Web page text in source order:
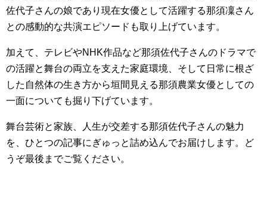
佐代子さんの娘であり現在女優として活躍する那須凜さん
との感動的な共演エピソードも取り上げています。
加えて、テレビやNHK作品など那須佐代子さんのドラマで
の活躍と舞台の両立を支えた家庭環境、そして日常に根ざ
した自然体の生き方から垣間見える那須農業女優としての
一面についても掘り下げています。
舞台芸術と家族、人生が交差する那須佐代子さんの魅力
を、ひとつの記事にぎゅっと詰め込んでお届けします。ど
うぞ最後までご覧ください。